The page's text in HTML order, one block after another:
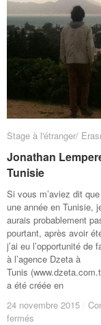
Stage à l'étranger/
Jonathan
Tunisie
Si vous m’aviez dit
une année en Tunisie,
aurais probablement
pourtant, après avoir
j’ai eu l’opportunité de
à l’agence Dzeta à
Tunis
a été créée en
24 novembre 2015 /
fermés
Stage à l'étranger/
Jonathan
Tunisie
24 novembre 2015 /
fermés